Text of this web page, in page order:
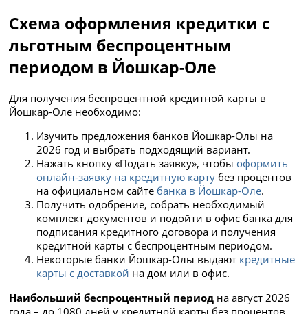
Схема оформления кредитки с
льготным беспроцентным
периодом в Йошкар-Оле
Для получения беспроцентной кредитной карты в
Йошкар-Оле необходимо:
Изучить предложения банков Йошкар-Олы на
2026 год и выбрать подходящий вариант.
Нажать кнопку «Подать заявку», чтобы оформить
онлайн-заявку на кредитную карту без процентов
на официальном сайте банка в Йошкар-Оле.
Получить одобрение, собрать необходимый
комплект документов и подойти в офис банка для
подписания кредитного договора и получения
кредитной карты с беспроцентным периодом.
Некоторые банки Йошкар-Олы выдают кредитные
карты с доставкой на дом или в офис.
Наибольший беспроцентный период на август 2026
года – до 1080 дней у кредитной карты без процентов